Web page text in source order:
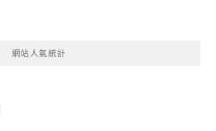
網站人氣統計